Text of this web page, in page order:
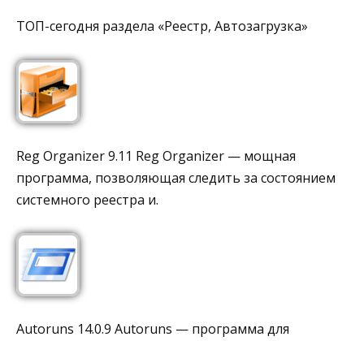
ТОП-сегодня раздела «Реестр, Автозагрузка»
Reg Organizer 9.11 Reg Organizer — мощная
программа, позволяющая следить за состоянием
системного реестра и.
Autoruns 14.0.9 Autoruns — программа для